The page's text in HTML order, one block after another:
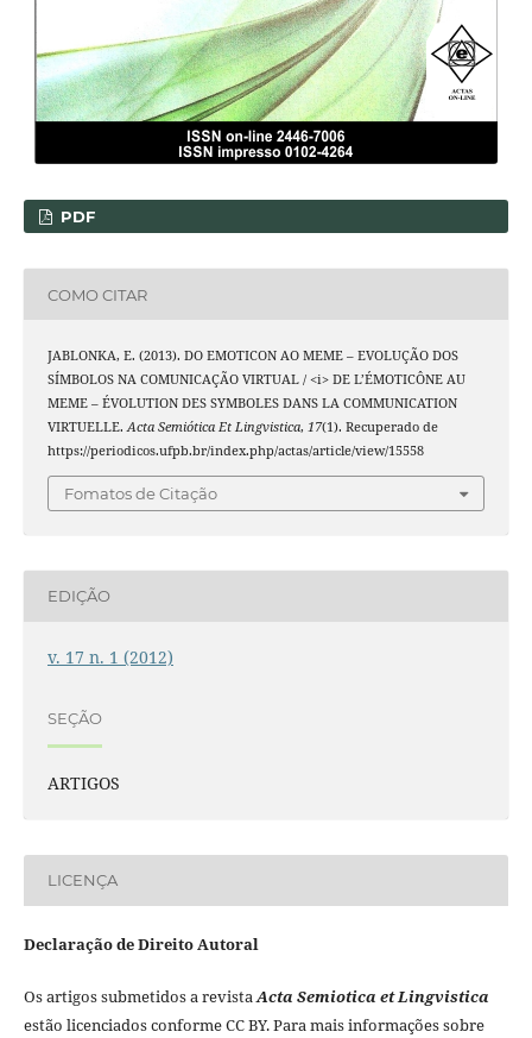
PDF
COMO CITAR
JABLONKA, E. (2013). DO EMOTICON AO MEME – EVOLUÇÃO DOS
SÍMBOLOS NA COMUNICAÇÃO VIRTUAL / <i> DE L’ÉMOTICÔNE AU
MEME – ÉVOLUTION DES SYMBOLES DANS LA COMMUNICATION
VIRTUELLE.Acta Semiótica Et Lingvistica, 17(1). Recuperado de
https://periodicos.ufpb.br/index.php/actas/article/view/15558
Fomatos de Citação
EDIÇÃO
v. 17 n. 1 (2012)
SEÇÃO
ARTIGOS
LICENÇA
Declaração de Direito Autoral
Os artigos submetidos a revistaActa Semiotica et Lingvistica
estão licenciados conforme CC BY. Para mais informações sobre